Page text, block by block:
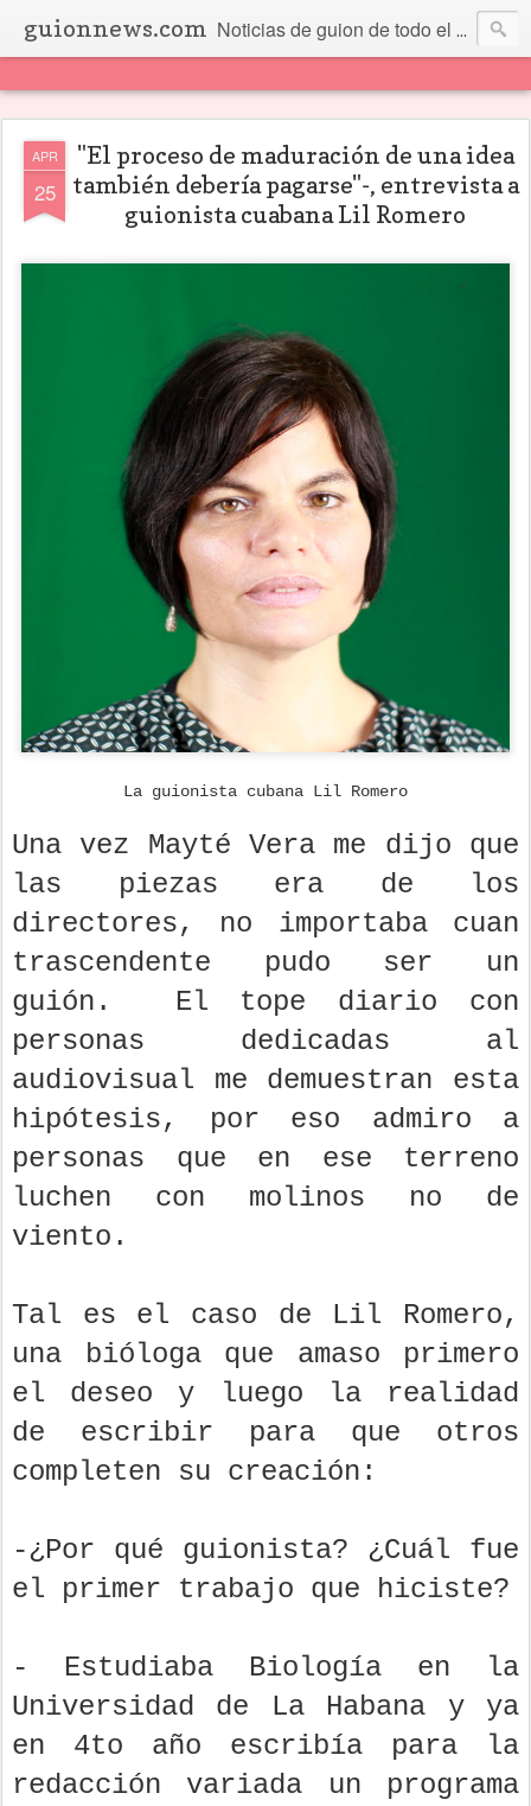
guionnews.com Noticias de guion de todo el mundo... Y más.
APR
25
"El proceso de maduración de una idea
también debería pagarse"-, entrevista a
guionista cuabana Lil Romero
La guionista cubana Lil Romero
Una vez Mayté Vera me dijo que
las piezas era de los
directores, no importaba cuan
trascendente pudo ser un
guión. El tope diario con
personas dedicadas al
audiovisual me demuestran esta
hipótesis, por eso admiro a
personas que en ese terreno
luchen con molinos no de
viento.
Tal es el caso de Lil Romero,
una bióloga que amaso primero
el deseo y luego la realidad
de escribir para que otros
completen su creación:
-¿Por qué guionista? ¿Cuál fue
el primer trabajo que hiciste?
- Estudiaba Biología en la
Universidad de La Habana y ya
en 4to año escribía para la
redacción variada un programa